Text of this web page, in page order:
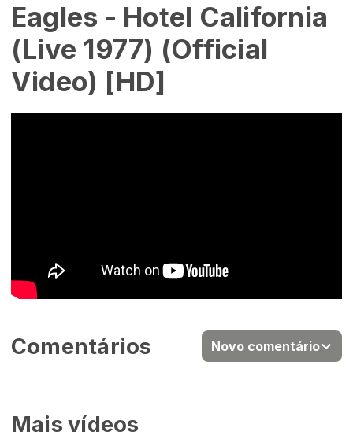
Eagles - Hotel California
(Live 1977) (Official
Video) [HD]
Mais vídeos
Comentários Novo comentário